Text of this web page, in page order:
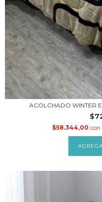
ACOLCHADO WINTER
$58.344,00 con